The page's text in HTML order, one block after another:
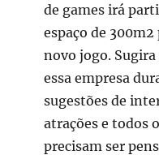
de games irá
espaço de
novo jogo.
essa empresa
sugestões de
atrações e todos
precisam ser